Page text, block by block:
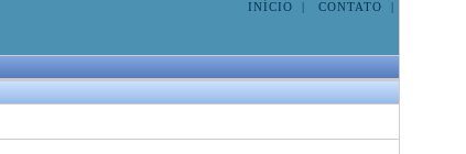
INÍCIO | CONTATO |